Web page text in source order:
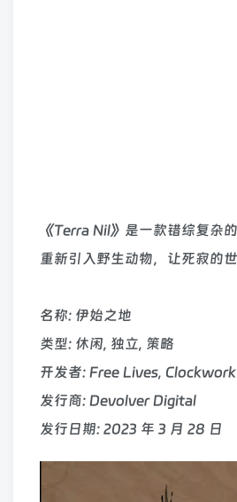
《Terra Nil》是一款错综复杂
重新引入野生动物，让死寂的
名称: 伊始之地
类型: 休闲, 独立, 策略
开发者: Free Lives,
发行商: Devolver Digital
发行日期: 2023 年 3 月 28 日